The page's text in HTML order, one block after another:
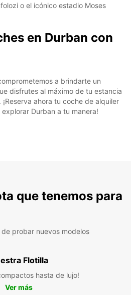
o el icónico estadio Moses
en Durban con
a brindarte un
disfrutes al máximo de tu estancia
ahora tu coche de alquiler
Durban a tu manera!
que tenemos para
probar nuevos modelos
Flotilla
hasta de lujo!
Ver más